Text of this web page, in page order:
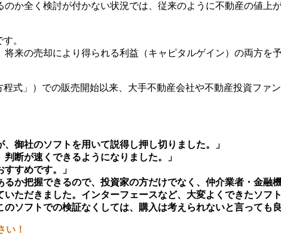
か全く検討が付かない状況では、従来のように不動産の値
。
来の売却により得られる利益（キャピタルゲイン）の両方を
程式」）での販売開始以来、大手不動産会社や不動産投資フ
御社のソフトを用いて説得し押し切りました。」
断が速くできるようになりました。」
すめです。」
か把握できるので、投資家の方だけでなく、仲介業者・金融
ただきました。インターフェースなど、大変よくできたソフ
ソフトでの検証なくしては、購入は考えられないと言っても
い！